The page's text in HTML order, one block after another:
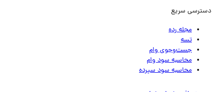
سریع
مجله رده
تسه
جست‌وجوی وام
محاسبه سود وام
محاسبه سود سپرده